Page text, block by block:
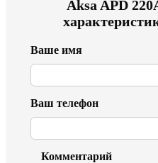
Aksa APD
Ваше имя
Ваш телефон
Комментарий